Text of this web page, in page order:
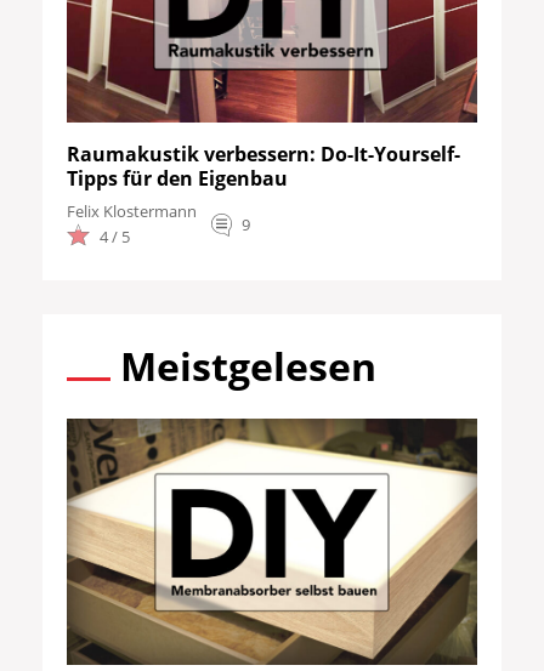
Raumakustik verbessern: Do-It-Yourself-
Tipps für den Eigenbau
Felix Klostermann
4 / 5
9
Meistgelesen